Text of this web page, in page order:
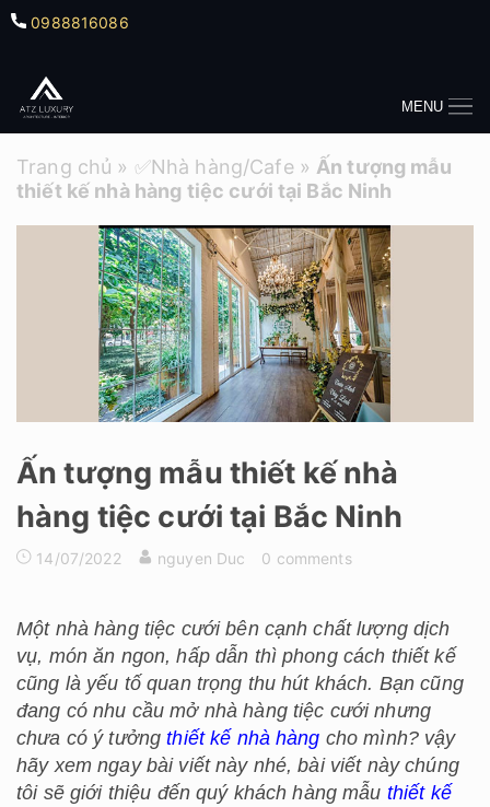
0988816086
MENU
Trang chủ » ✅Nhà hàng/Cafe» Ấn tượng mẫu
thiết kế nhà hàng tiệc cưới tại Bắc Ninh
Ấn tượng mẫu thiết kế nhà
hàng tiệc cưới tại Bắc Ninh
14/07/2022 nguyen Duc 0 comments
Một nhà hàng tiệc cưới bên cạnh chất lượng dịch
vụ, món ăn ngon, hấp dẫn thì phong cách thiết kế
cũng là yếu tố quan trọng thu hút khách. Bạn cũng
đang có nhu cầu mở nhà hàng tiệc cưới nhưng
chưa có ý tưởngthiết kế nhà hàng cho mình? vậy
hãy xem ngay bài viết này nhé, bài viết này chúng
tôi sẽ giới thiệu đến quý khách hàng mẫu thiết kế